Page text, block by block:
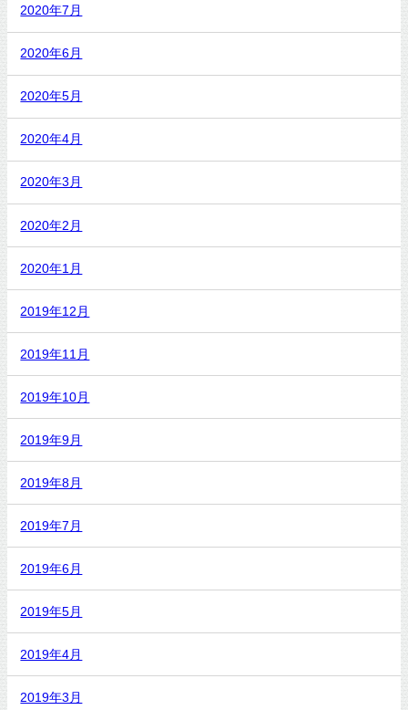
2020年7月
2020年6月
2020年5月
2020年4月
2020年3月
2020年2月
2020年1月
2019年12月
2019年11月
2019年10月
2019年9月
2019年8月
2019年7月
2019年6月
2019年5月
2019年4月
2019年3月